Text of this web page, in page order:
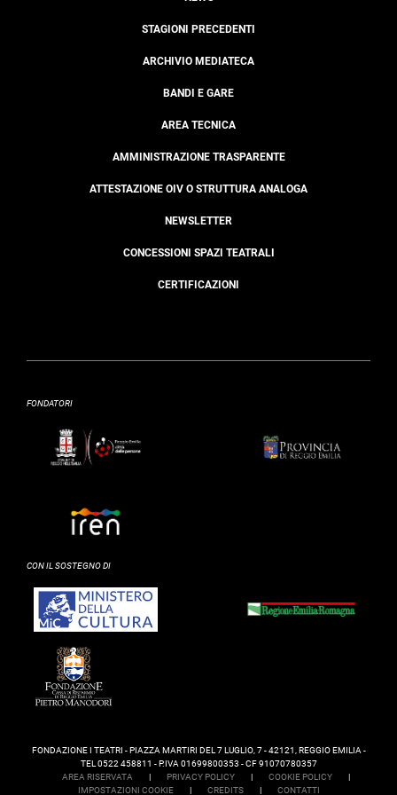
STAGIONI PRECEDENTI
ARCHIVIO MEDIATECA
BANDI E GARE
AREA TECNICA
AMMINISTRAZIONE TRASPARENTE
ATTESTAZIONE OIV O STRUTTURA ANALOGA
NEWSLETTER
CONCESSIONI SPAZI TEATRALI
CERTIFICAZIONI
FONDATORI
CON IL SOSTEGNO DI
FONDAZIONE I TEATRI - PIAZZA MARTIRI DEL 7 LUGLIO, 7 - 42121, REGGIO EMILIA -
TEL 0522 458811 - P.IVA 01699800353 - CF 91070780357
AREA RISERVATA
| PRIVACY POLICY | COOKIE POLICY
|
IMPOSTAZIONI COOKIE
| CREDITS | CONTATTI